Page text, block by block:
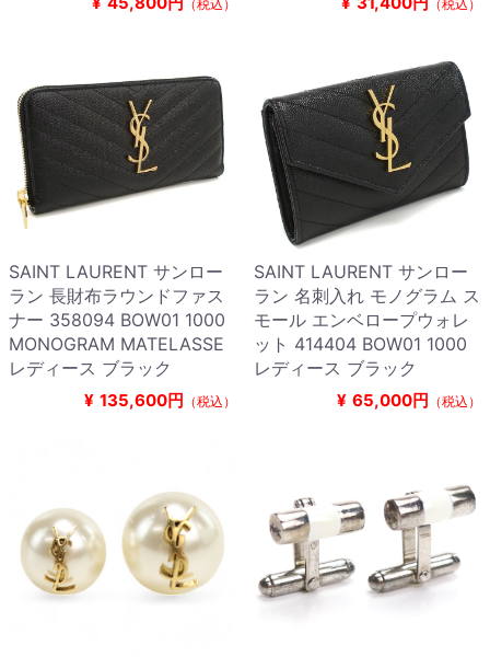
（税込） （税込）
SAINT LAURENT サンロー
ラン 長財布ラウンドファス
ナー 358094 BOW01 1000
MONOGRAM MATELASSE
レディース ブラック
¥ 135,600円 （税込）
SAINT LAURENT サンロー
ラン 名刺入れ モノグラム ス
モール エンベロープウォレ
ット 414404 BOW01 1000
レディース ブラック
¥ 65,000円 （税込）